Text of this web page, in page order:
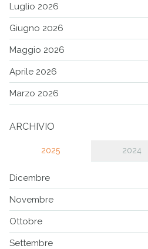
Luglio 2026
Giugno 2026
Maggio 2026
Aprile 2026
Marzo 2026
ARCHIVIO
2025 2024
Dicembre
Novembre
Ottobre
Settembre